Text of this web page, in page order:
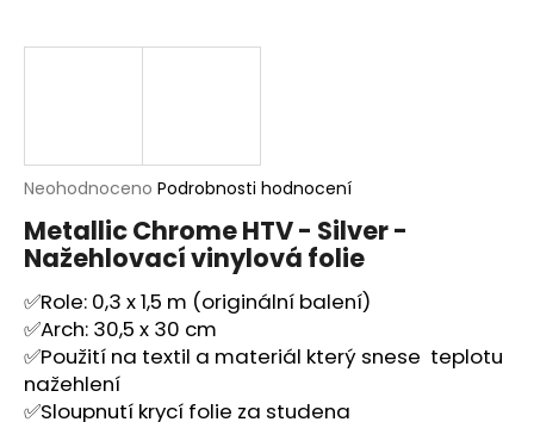
Průměrné
produktu
je
z
5
hvězdiček.
Neohodnoceno Podrobnosti hodnocení
Metallic Chrome HTV - Silver -
Nažehlovací vinylová folie
✅Role: 0,3 x 1,5 m (originální balení)
✅Arch: 30,5 x 30 cm
✅Použití na textil a materiál který snese teplotu
nažehlení
✅Sloupnutí krycí folie za studena
j
?
HLEDAT
D
o